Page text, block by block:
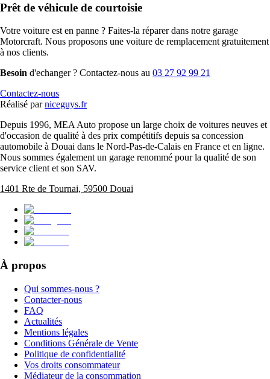
Prêt de véhicule de courtoisie
Votre voiture est en panne ? Faites-la réparer dans notre garage
Motorcraft. Nous proposons une voiture de remplacement gratuitement
à nos clients.
Besoin d'echanger ? Contactez-nous au 03 27 92 99 21
Contactez-nous
Réalisé par niceguys.fr
Depuis 1996, MEA Auto propose un large choix de voitures neuves et
d'occasion de qualité à des prix compétitifs depuis sa concession
automobile à Douai dans le Nord-Pas-de-Calais en France et en ligne.
Nous sommes également un garage renommé pour la qualité de son
service client et son SAV.
1401 Rte de Tournai, 59500 Douai
À propos
Qui sommes-nous ?
Contacter-nous
FAQ
Actualités
Mentions légales
Conditions Générale de Vente
Politique de confidentialité
Vos droits consommateur
Médiateur de la consommation